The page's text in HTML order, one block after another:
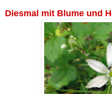
Diesmal mit Blume und